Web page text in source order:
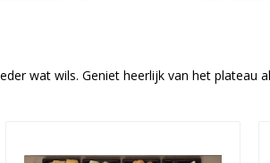
wat wils. Geniet heerlijk van het plateau